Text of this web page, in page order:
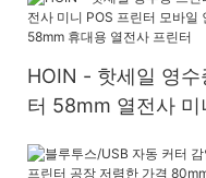
HOIN - 핫세일 영수
터 58mm 열전사 미
58mm 휴대용 열전